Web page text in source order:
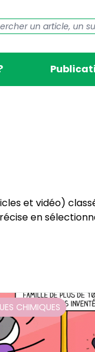
et vidéo)
en
CHIMIQUES